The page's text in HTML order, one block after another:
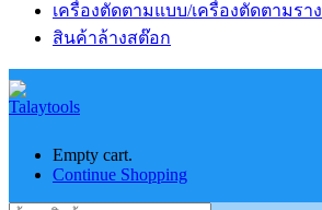
เครื่องตัดตามแบบ/เครื่องตัดตามราง
สินค้าล้างสต๊อก
Empty cart.
Continue Shopping